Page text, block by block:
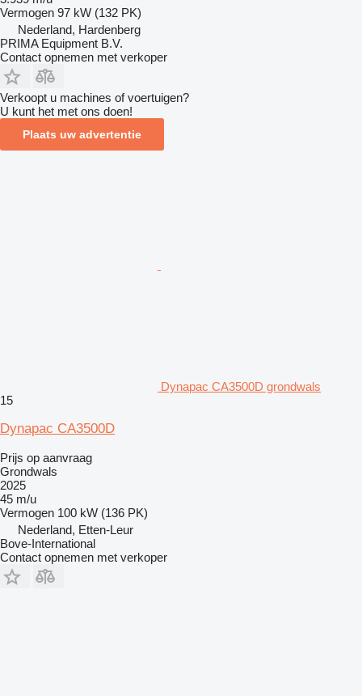
Vermogen 97 kW (132 PK)
Nederland, Hardenberg
PRIMA Equipment B.V.
Contact opnemen met verkoper
Verkoopt u machines of voertuigen?
U kunt het met ons doen!
Plaats uw advertentie
Dynapac CA3500D grondwals
15
Dynapac CA3500D
Prijs op aanvraag
Grondwals
2025
45 m/u
Vermogen 100 kW (136 PK)
Nederland, Etten-Leur
Bove-International
Contact opnemen met verkoper